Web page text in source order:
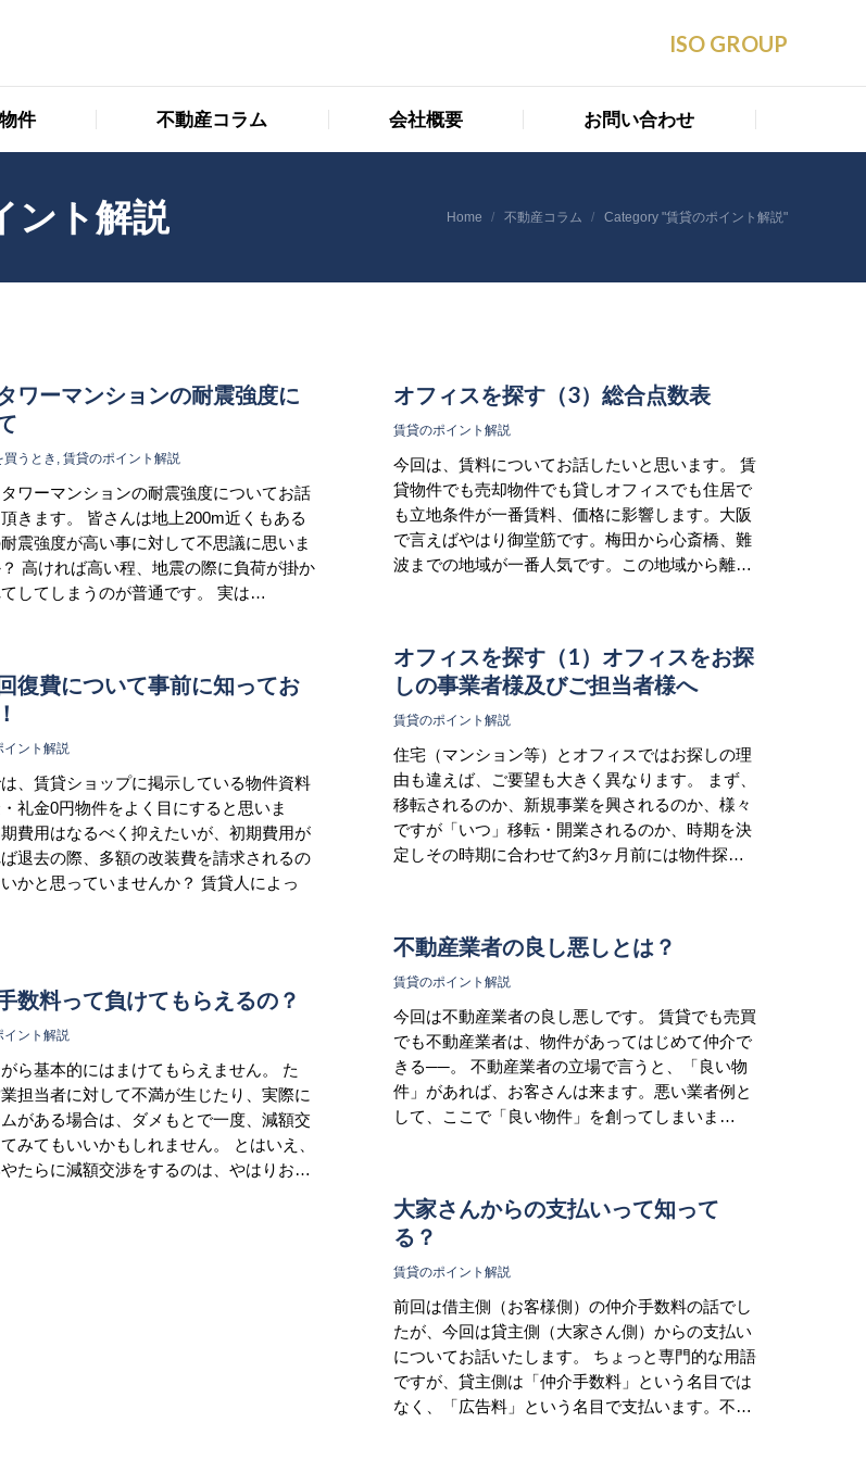
ISO GROUP
件 不動産コラム 会社概要 お問い合わせ
ント解説 You are here:
Home 不動産コラム Category "賃貸のポイント解説"
ワーマンションの耐震強度に
買うとき , 賃貸のポイント解説
ワーマンションの耐震強度についてお話
きます。 皆さんは地上200m近くもある
震強度が高い事に対して不思議に思いま
高ければ高い程、地震の際に負荷が掛か
てしてしまうのが普通です。 実は…
オフィスを探す（3）総合点数表
賃貸のポイント解説
今回は、賃料についてお話したいと思います。 賃
貸物件でも売却物件でも貸しオフィスでも住居で
も立地条件が一番賃料、価格に影響します。大阪
で言えばやはり御堂筋です。梅田から心斎橋、難
波までの地域が一番人気です。この地域から離…
オフィスを探す（1）オフィスをお探
しの事業者様及びご担当者様へ
賃貸のポイント解説
住宅（マンション等）とオフィスではお探しの理
由も違えば、ご要望も大きく異なります。 まず、
移転されるのか、新規事業を興されるのか、様々
ですが「いつ」移転・開業されるのか、時期を決
定しその時期に合わせて約3ヶ月前には物件探…
復費について事前に知ってお
イント解説
、賃貸ショップに掲示している物件資料
礼金0円物件をよく目にすると思いま
費用はなるべく抑えたいが、初期費用が
退去の際、多額の改装費を請求されるの
かと思っていませんか？ 賃貸人によっ
不動産業者の良し悪しとは？
賃貸のポイント解説
今回は不動産業者の良し悪しです。 賃貸でも売買
でも不動産業者は、物件があってはじめて仲介で
きる──。 不動産業者の立場で言うと、「良い物
件」があれば、お客さんは来ます。悪い業者例と
して、ここで「良い物件」を創ってしまいま…
数料って負けてもらえるの？
イント解説
ら基本的にはまけてもらえません。 た
担当者に対して不満が生じたり、実際に
がある場合は、ダメもとで一度、減額交
みてもいいかもしれません。 とはいえ、
たらに減額交渉をするのは、やはりお…
大家さんからの支払いって知って
る？
賃貸のポイント解説
前回は借主側（お客様側）の仲介手数料の話でし
たが、今回は貸主側（大家さん側）からの支払い
についてお話いたします。 ちょっと専門的な用語
ですが、貸主側は「仲介手数料」という名目では
なく、「広告料」という名目で支払います。不…
お問い合わせ